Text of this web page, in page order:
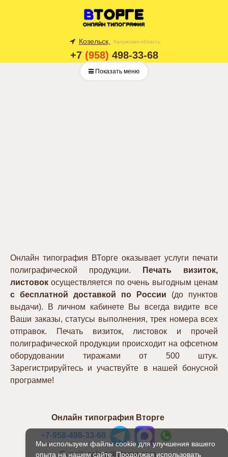
Козельск, Калужская область
+7 (958) 498-33-68
Показать меню
Мы используем файлы cookie для улучшения вашего
опыта на нашем сайте. Продолжая использовать
Онлайн типография ВТорге оказывает услуги печати
полиграфической продукции.
Печать визиток,
листовок осуществляется по очень выгодным ценам
с бесплатной доставкой по России (до пунктов
выдачи). В личном кабинете Вы всегда видите все
Ваши заказы, статусы выполнения, трек номера всех
отправок. Печать визиток, листовок и прочей
полиграфической продукции происходит на офсетном
оборудовании тиражами от 500 штук.
Зарегистрируйтесь и участвуйте в нашей бонусной
программе!
Онлайн типография Вторге
+7-958-498-33-68
E-mail: zakaz@vtorge.com